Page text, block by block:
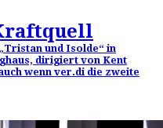
und Isolde“ in
dirigiert von Kent
wenn ver.di die zweite